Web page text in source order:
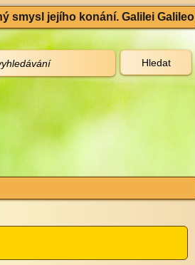
smysl jejího konání. Galilei Galileo